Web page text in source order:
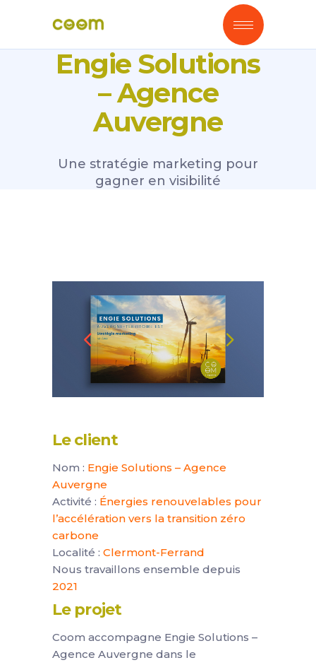
Engie Solutions
– Agence
Auvergne
Une stratégie marketing pour
gagner en visibilité
Le client
Nom : Engie Solutions – Agence
Auvergne
Activité : Énergies renouvelables pour
l’accélération vers la transition zéro
carbone
Localité : Clermont-Ferrand
Nous travaillons ensemble depuis
2021
Le projet
Coom accompagne Engie Solutions –
Agence Auvergne dans le